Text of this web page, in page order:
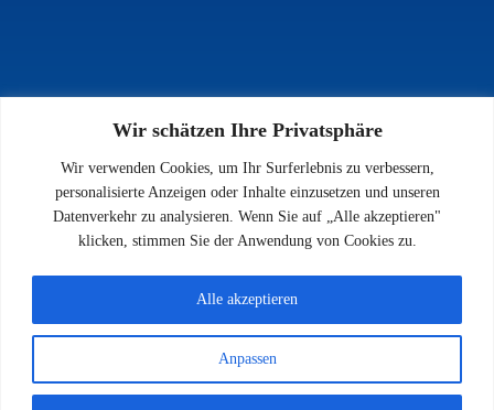
Wir schätzen Ihre Privatsphäre
Wir verwenden Cookies, um Ihr Surferlebnis zu verbessern,
personalisierte Anzeigen oder Inhalte einzusetzen und unseren
Datenverkehr zu analysieren. Wenn Sie auf „Alle akzeptieren"
klicken, stimmen Sie der Anwendung von Cookies zu.
Anpassen
Alle akzeptieren
INFOS
Impressum
Datenschutz
Kontakt
© 2026 SV 1923 Enkenbach e.V.